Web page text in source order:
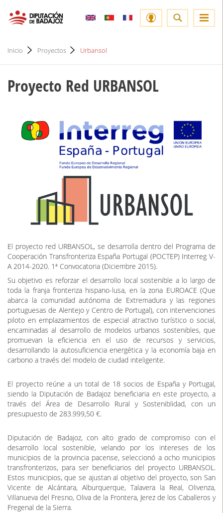
Inicio Proyectos Urbansol
Proyecto Red URBANSOL
El proyecto red URBANSOL, se desarrolla dentro del Programa de
Cooperación Transfronteriza España Portugal (POCTEP) Interreg V-
A 2014-2020. 1ª Convocatoria (Diciembre 2015).
Su objetivo es reforzar el desarrollo local sostenible a lo largo de
toda la franja fronteriza hispano-lusa, en la zona EUROACE (Que
abarca la comunidad autónoma de Extremadura y las regiones
portuguesas de Alentejo y Centro de Portugal), con intervenciones
piloto en emplazamientos de especial atractivo turístico o social,
encaminadas al desarrollo de modelos urbanos sostenibles, que
promuevan la eficiencia en el uso de recursos y servicios,
desarrollando la autosuficiencia energética y la economía baja en
carbono a través del modelo de ciudad inteligente.
El proyecto reúne a un total de 18 socios de España y Portugal,
siendo la Diputación de Badajoz beneficiaria en este proyecto, a
través del Área de Desarrollo Rural y Sosteniblidad, con un
presupuesto de 283.999,50 €.
Diputación de Badajoz, con alto grado de compromiso con el
desarrollo local sostenible, velando por los intereses de los
municipios de la provincia pacense, seleccionó a ocho municipios
transfronterizos, para ser beneficiarios del proyecto URBANSOL.
Estos municipios, que se ajustan al objetivo del proyecto, son San
Vicente de Alcántara, Alburquerque, Talavera la Real, Olivenza,
Villanueva del Fresno, Oliva de la Frontera, Jerez de los Caballeros y
Fregenal de la Sierra.